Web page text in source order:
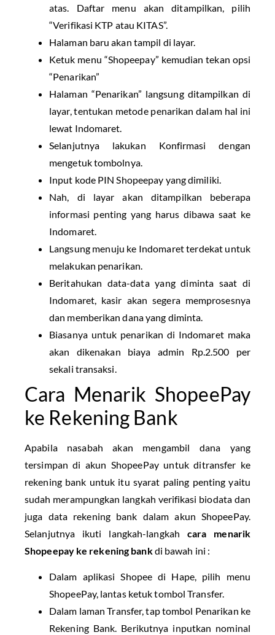
atas. Daftar menu akan ditampilkan, pilih
“Verifikasi KTP atau KITAS”.
Halaman baru akan tampil di layar.
Ketuk menu “Shopeepay” kemudian tekan opsi
“Penarikan”
Halaman “Penarikan” langsung ditampilkan di
layar, tentukan metode penarikan dalam hal ini
lewat Indomaret.
Selanjutnya lakukan Konfirmasi dengan
mengetuk tombolnya.
Input kode PIN Shopeepay yang dimiliki.
Nah, di layar akan ditampilkan beberapa
informasi penting yang harus dibawa saat ke
Indomaret.
Langsung menuju ke Indomaret terdekat untuk
melakukan penarikan.
Beritahukan data-data yang diminta saat di
Indomaret, kasir akan segera memprosesnya
dan memberikan dana yang diminta.
Biasanya untuk penarikan di Indomaret maka
akan dikenakan biaya admin Rp.2.500 per
sekali transaksi.
Cara Menarik ShopeePay
ke Rekening Bank
Apabila nasabah akan mengambil dana yang
tersimpan di akun ShopeePay untuk ditransfer ke
rekening bank untuk itu syarat paling penting yaitu
sudah merampungkan langkah verifikasi biodata dan
juga data rekening bank dalam akun ShopeePay.
Selanjutnya ikuti langkah-langkah cara menarik
Shopeepay ke rekening bankdi bawah ini :
Dalam aplikasi Shopee di Hape, pilih menu
ShopeePay, lantas ketuk tombol Transfer.
Dalam laman Transfer, tap tombol Penarikan ke
Rekening Bank. Berikutnya inputkan nominal